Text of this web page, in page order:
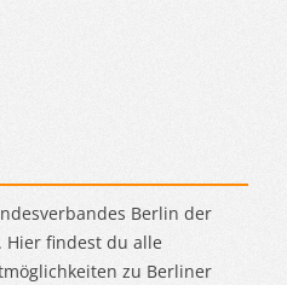
Berlin der
Hier findest du alle
zu Berliner